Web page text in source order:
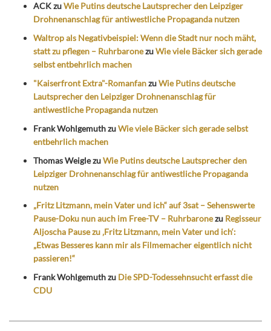
ACKzuWie Putins deutsche Lautsprecher den Leipziger
Drohnenanschlag für antiwestliche Propaganda nutzen
Waltrop als Negativbeispiel: Wenn die Stadt nur noch mäht,
statt zu pflegen – RuhrbaronezuWie viele Bäcker sich gerade
selbst entbehrlich machen
"Kaiserfront Extra"-RomanfanzuWie Putins deutsche
Lautsprecher den Leipziger Drohnenanschlag für
antiwestliche Propaganda nutzen
Frank WohlgemuthzuWie viele Bäcker sich gerade selbst
entbehrlich machen
Thomas WeiglezuWie Putins deutsche Lautsprecher den
Leipziger Drohnenanschlag für antiwestliche Propaganda
nutzen
„Fritz Litzmann, mein Vater und ich“ auf 3sat – Sehenswerte
Pause-Doku nun auch im Free-TV – Ruhrbaronezu Regisseur
Aljoscha Pause zu ‚Fritz Litzmann, mein Vater und ich‘:
„Etwas Besseres kann mir als Filmemacher eigentlich nicht
passieren!“
Frank Wohlgemuthzu Die SPD-Todessehnsucht erfasst die
CDU